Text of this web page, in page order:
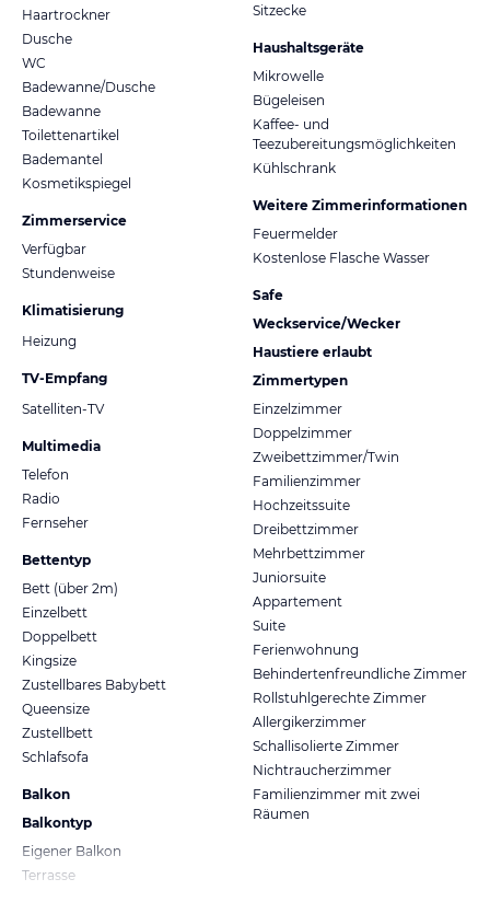
Haartrockner
Dusche
WC
Badewanne/Dusche
Badewanne
Toilettenartikel
Bademantel
Kosmetikspiegel
Zimmerservice
Verfügbar
Stundenweise
Klimatisierung
Heizung
TV-Empfang
Satelliten-TV
Multimedia
Telefon
Radio
Fernseher
Bettentyp
Bett (über 2m)
Einzelbett
Doppelbett
Kingsize
Zustellbares Babybett
Queensize
Zustellbett
Schlafsofa
Balkon
Balkontyp
Eigener Balkon
Terrasse
Sitzecke
Haushaltsgeräte
Mikrowelle
Bügeleisen
Kaffee- und
Teezubereitungsmöglichkeiten
Kühlschrank
Weitere Zimmerinformationen
Feuermelder
Kostenlose Flasche Wasser
Safe
Weckservice/Wecker
Haustiere erlaubt
Zimmertypen
Einzelzimmer
Doppelzimmer
Zweibettzimmer/Twin
Familienzimmer
Hochzeitssuite
Dreibettzimmer
Mehrbettzimmer
Juniorsuite
Appartement
Suite
Ferienwohnung
Behindertenfreundliche Zimmer
Rollstuhlgerechte Zimmer
Allergikerzimmer
Schallisolierte Zimmer
Nichtraucherzimmer
Familienzimmer mit zwei
Räumen